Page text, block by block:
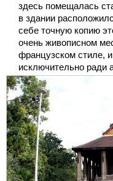
здесь помещалась
в здании
себе точную копию
очень живописном
французском стиле,
исключительно ради